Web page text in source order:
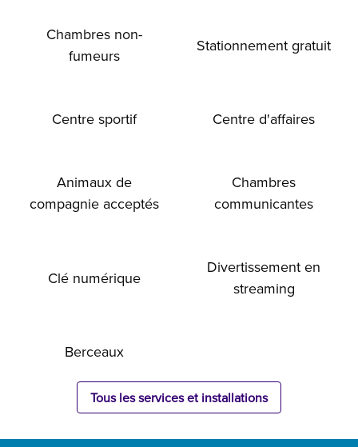
Chambres non-
fumeurs
Stationnement gratuit
Centre sportif Centre d'affaires
Animaux de
compagnie acceptés
Chambres
communicantes
Clé numérique
Divertissement en
streaming
Berceaux
Tous les services et installations